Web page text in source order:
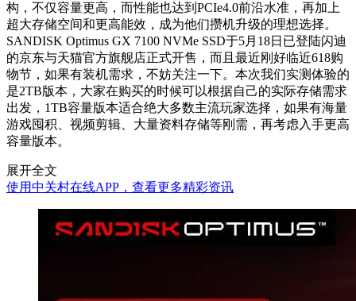
构，不仅容量更高，而性能也达到PCIe4.0前沿水准，再加上
超大存储空间和更高能效，成为他们攒机升级的理想选择。
SANDISK Optimus GX 7100 NVMe SSD于5月18日已登陆闪迪
的京东与天猫官方旗舰店正式开售，而且最近刚好临近618购
物节，如果有装机需求，不妨关注一下。本次我们实测体验的
是2TB版本，大家在购买的时候可以根据自己的实际存储需求
出发，1TB容量版本适合绝大多数主流玩家选择，如果有海量
游戏囤积、视频剪辑、大量资料存储等刚需，再考虑入手更高
容量版本。
展开全文
使用中关村在线APP，查看更多精彩资讯